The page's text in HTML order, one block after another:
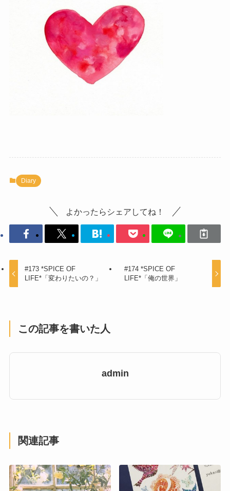
Diary
よかったらシェアしてね！
#173 *SPICE OF
LIFE*「変わりたいの？」
#174 *SPICE OF
LIFE*「俺の世界」
この記事を書いた人
admin
関連記事